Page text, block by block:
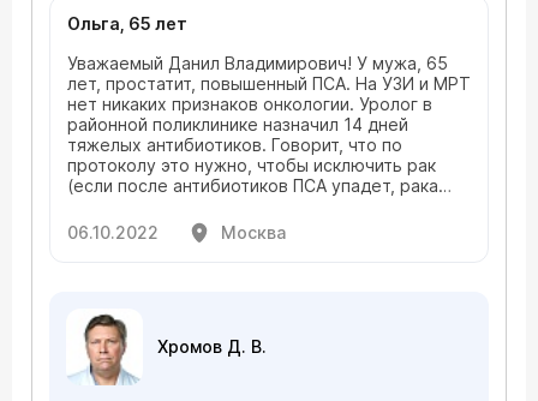
Ольга, 65 лет
Уважаемый Данил Владимирович! У мужа, 65
лет, простатит, повышенный ПСА. На УЗИ и МРТ
нет никаких признаков онкологии. Уролог в
районной поликлинике назначил 14 дней
тяжелых антибиотиков. Говорит, что по
протоколу это нужно, чтобы исключить рак
(если после антибиотиков ПСА упадет, рака
ничего делать не нужно, просто наблюдать и
периодически обследоваться. Целесообразно
06.10.2022 Москва
Хромов Д. В.